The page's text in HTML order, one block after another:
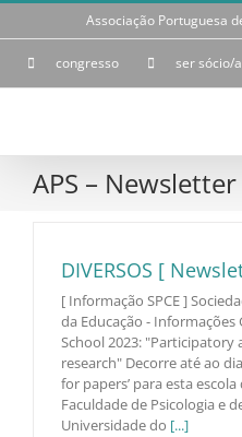
Skip
Associação Portuguesa
congresso ser sócio/a
APS – Newsletter
DIVERSOS [
[ Informação SPCE ]
da Educação - Informações
School 2023:
research" Decorre até ao
for papers’ para esta
Faculdade de Psicologia e
Universidade do [...]